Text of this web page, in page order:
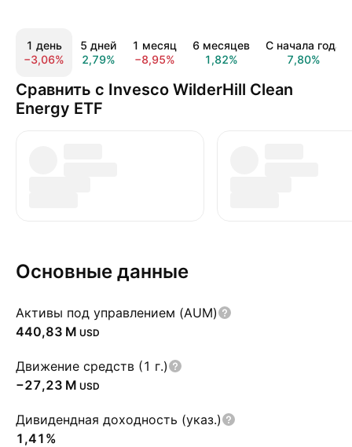
1 день
−3,06%
5 дней
2,79%
1 месяц
−8,95%
6 месяцев
1,82%
С начала года
7,80%
Сравнить с Invesco WilderHill Clean
Energy ETF
Основные данные
Активы под управлением (AUM)
‪440,83 M‬ USD
Движение средств (1 г.)
‪−27,23 M‬ USD
Дивидендная доходность (указ.)
1,41%